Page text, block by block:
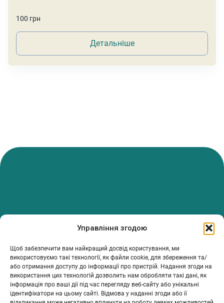
Управління згодою
Щоб забезпечити вам найкращий досвід користування, ми
використовуємо такі технології, як файли cookie, для збереження та/
або отримання доступу до інформації про пристрій. Надання згоди на
використання цих технологій дозволить нам обробляти такі дані, як
інформація про ваші дії під час перегляду веб-сайту або унікальні
ідентифікатори на цьому сайті. Відмова у наданні згоди або її
100 грн
Детальніше
PanTerrea — спільнота, що дбає про фермерів.
Ми об’єднуємо людей, досвід і рішення, щоб допомагати вам
розвивати ферму з упевненістю та підтримкою.
ТОВ Пантерея
ЄДРПОУ 46213847
76018, Україна, Івано-Франківський р-н, Івано-Франківська
обл., місто Івано-Франківськ, вулиця Сахарова Академіка,